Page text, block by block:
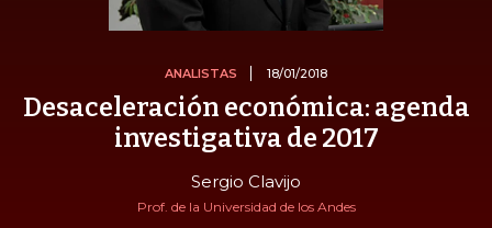
ANALISTAS 18/01/2018
Desaceleración económica: agenda
investigativa de 2017
Sergio Clavijo
Prof. de la Universidad de los Andes